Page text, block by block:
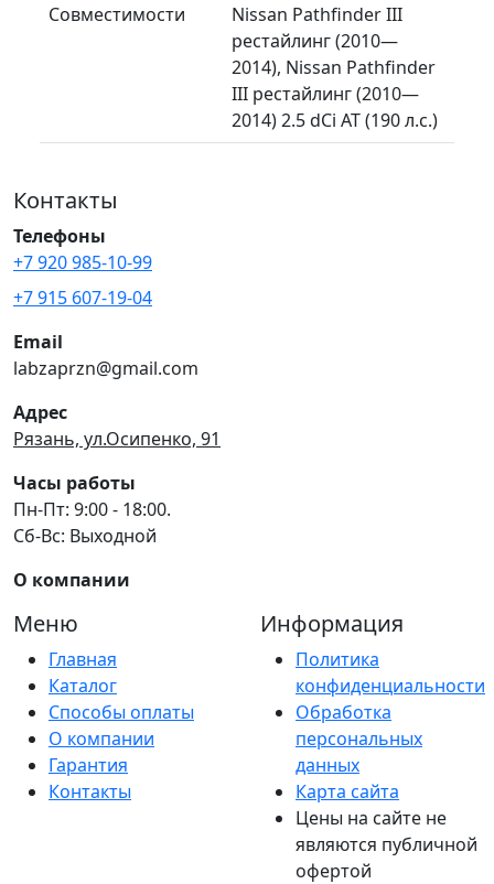
Совместимости
Nissan Pathfinder III
рестайлинг (2010—
2014), Nissan Pathfinder
III рестайлинг (2010—
2014) 2.5 dCi AT (190 л.с.)
Контакты
Телефоны
+7 920 985-10-99
+7 915 607-19-04
Email
labzaprzn@gmail.com
Адрес
Рязань, ул.Осипенко, 91
Часы работы
Пн-Пт: 9:00 - 18:00.
Сб-Вс: Выходной
О компании
Меню
Главная
Каталог
Способы оплаты
О компании
Гарантия
Контакты
Информация
Политика
конфиденциальности
Обработка
персональных
данных
Карта сайта
Цены на сайте не
являются публичной
офертой